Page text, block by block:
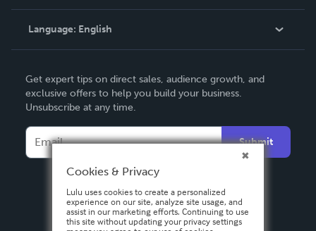
Knowledge Base
Contact Support
Language: English
Deutsch
Français
Italiano
Español
Get expert tips on direct sales, audience growth, and
exclusive offers to help you build your business.
Unsubscribe at any time.
Submit
Cookies & Privacy
Lulu uses cookies to create a personalized
experience on our site, analyze site usage, and
assist in our marketing efforts. Continuing to use
this site without updating your privacy settings